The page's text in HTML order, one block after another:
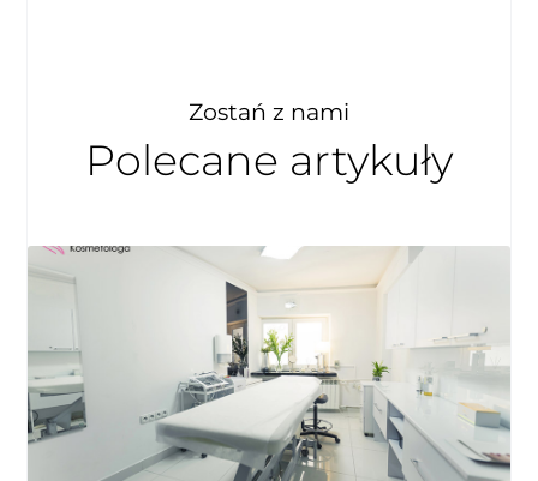
Zostań z nami
Polecane artykuły